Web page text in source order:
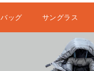
バッグ サングラス